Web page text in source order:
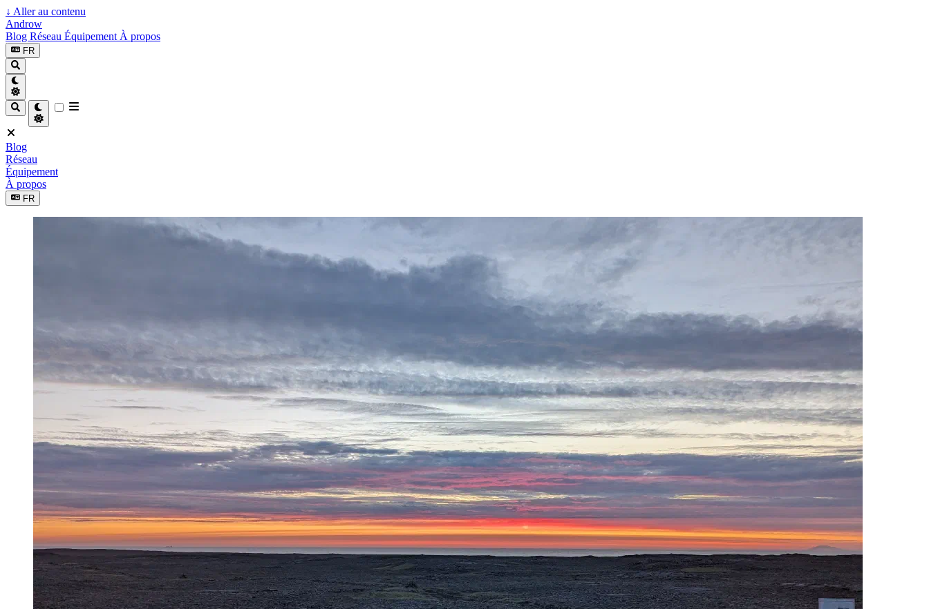
↓ Aller au contenu
Androw
Blog Réseau Équipement À propos
FR
Blog
Réseau
Équipement
À propos
FR